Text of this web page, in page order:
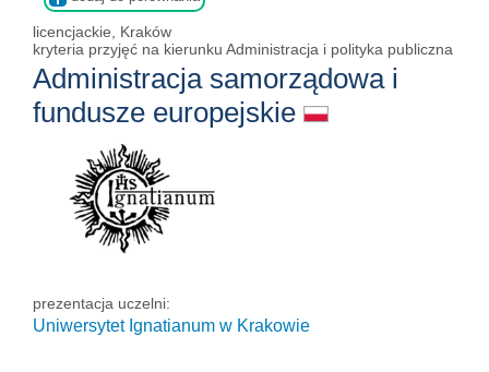
licencjackie, Kraków
kryteria przyjęć na kierunku Administracja i polityka publiczna
Administracja samorządowa i
fundusze europejskie
prezentacja uczelni:
Uniwersytet Ignatianum w Krakowie